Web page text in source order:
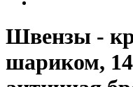
Швензы -
шариком,